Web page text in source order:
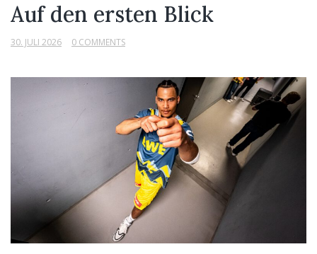
Auf den ersten Blick
30. JULI 2026 0 COMMENTS